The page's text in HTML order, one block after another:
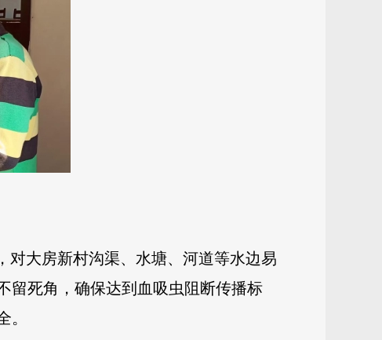
对大房新村沟渠、水塘、河道等水边易
留死角，确保达到血吸虫阻断传播标
。